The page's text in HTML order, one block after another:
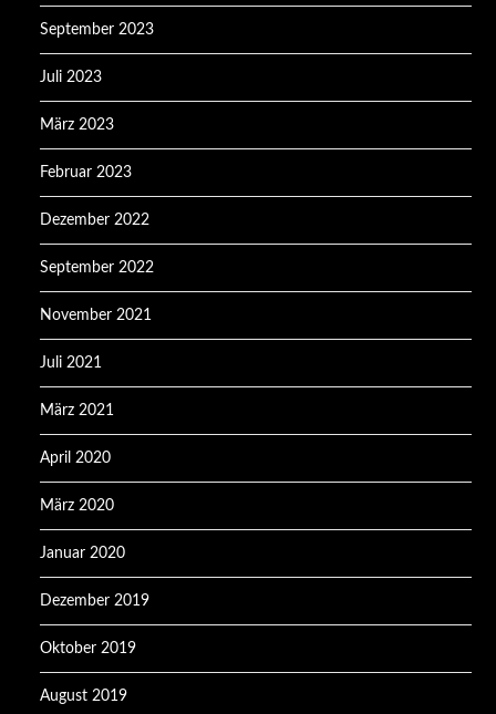
September 2023
Juli 2023
März 2023
Februar 2023
Dezember 2022
September 2022
November 2021
Juli 2021
März 2021
April 2020
März 2020
Januar 2020
Dezember 2019
Oktober 2019
August 2019